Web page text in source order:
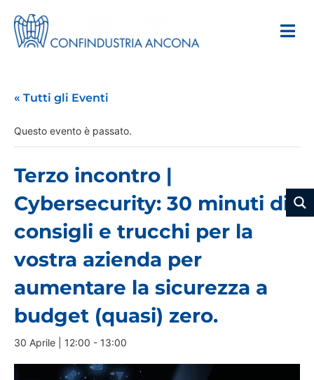
« Tutti gli Eventi
Questo evento è passato.
Terzo incontro |
Cybersecurity: 30 minuti di
consigli e trucchi per la
vostra azienda per
aumentare la sicurezza a
budget (quasi) zero.
30 Aprile | 12:00 - 13:00